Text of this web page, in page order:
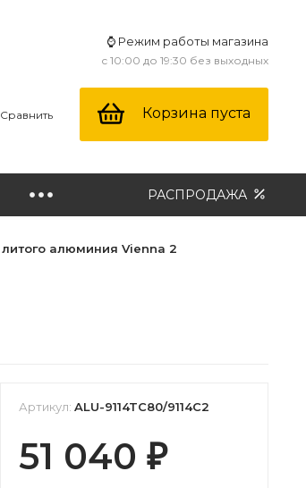
⌚ Режим работы магазина
с 10:00 до 19:30 без выходных
Сравнить Корзина пуста
РАСПРОДАЖА
алюминия Vienna 2
Артикул: ALU-9114TC80/9114C2
51 040 ₽